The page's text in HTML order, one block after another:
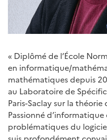
« Diplômé de l’École
en informatique/
mathématiques depuis
au Laboratoire de
Paris-Saclay sur la théorie
Passionné d’informatique
problématiques du
suis profondément